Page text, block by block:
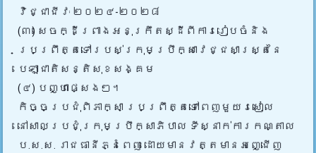
វិជ្ជាជីវៈ ២០២៤-២០២៨
(៣) សេចក្ដីព្រាងអនុក្រឹតស្ដីពីការរៀបចំនិង
ប្រព្រឹត្តទៅរបស់ក្រុមប្រឹក្សាវេជ្ជសាស្ត្រនៃ
បេឡាជាតិសន្តិសុខសង្គម
(៤) បញ្ហាផ្សេងៗ។
កិច្ចប្រជុំពិភាក្សា ប្រព្រឹត្តទៅពេញមួយរសៀល
នៅសាលប្រជុំក្រុមប្រឹក្សាភិបាល ទីស្នាក់ការកណ្តាល
ប.ស.ស. រាជធានីភ្នំពេញ ដោយមានវត្តមានអញ្ជើញ